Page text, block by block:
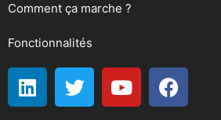
Comment ça marche ?
Fonctionnalités